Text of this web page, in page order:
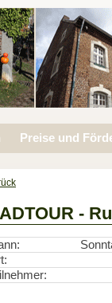
Preise und
-